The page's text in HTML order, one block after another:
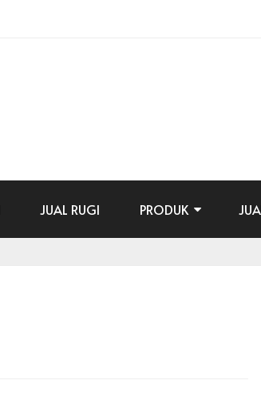
JUAL RUGI PRODUK